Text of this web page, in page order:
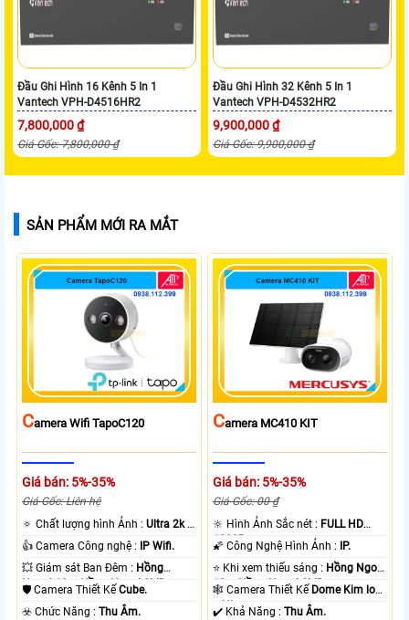
Đầu Ghi Hình 16 Kênh 5 In 1
Vantech VPH-D4516HR2
7,800,000 ₫
Giá Gốc: 7,800,000 ₫
Đầu Ghi Hình 32 Kênh 5 In 1
Vantech VPH-D4532HR2
9,900,000 ₫
Giá Gốc: 9,900,000 ₫
SẢN PHẨM MỚI RA MẮT
CAmera Wifi TapoC120
Giá bán: 5%-35%
Giá Gốc: Liên hệ
🔅 Chất lượng hình Ảnh :Ultra 2k +
.
👍 Camera Công nghệ :
IP Wifi.
💥 Giám sát Ban Đêm : Hồng
Ngoại 10m Hồng Ngoại SMD.
🛡 Camera Thiết KếCube.
️☣️ Chức Năng :Thu Âm.
CAmera MC410 KIT
Giá bán: 5%-35%
Giá Gốc: 00 ₫
🔆 Hình Ảnh Sắc nét : FULL HD
1080P .
🌠 Công Nghệ Hình Ảnh :
IP.
⭐ Khi xem thiếu sáng : Hồng Ngoại
10m Hồng Ngoại SMD.
🕸️ Camera Thiết Kế Dome Kim loại
+ Nhựa.
️✔️ Khả Năng :Thu Âm.